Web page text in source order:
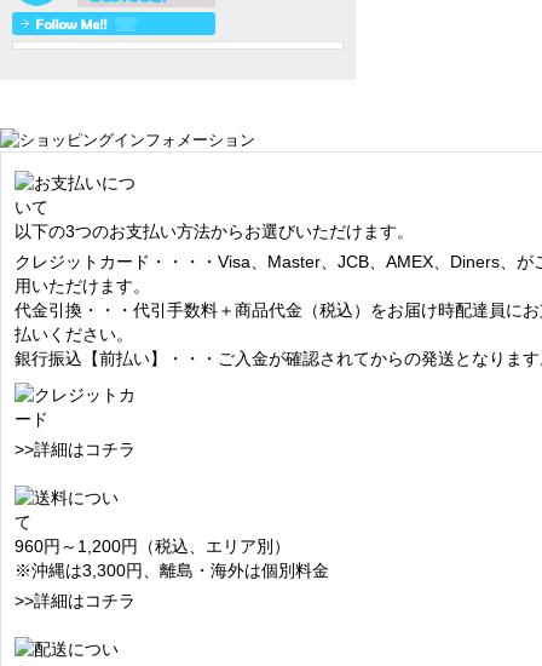
以下の3つのお支払い方法からお選びいただけます。
クレジットカード・・・・Visa、Master、JCB、AMEX、Diners、が
用いただけます。
代金引換・・・代引手数料＋商品代金（税込）をお届け時配達員に
払いください。
銀行振込【前払い】・・・ご入金が確認されてからの発送となりま
>>詳細はコチラ
960円～1,200円（税込、エリア別）
※沖縄は3,300円、離島・海外は個別料金
>>詳細はコチラ